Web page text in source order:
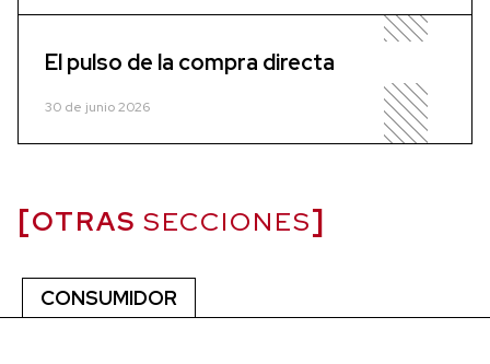
El pulso de la compra directa
30 de junio 2026
OTRAS SECCIONES
CONSUMIDOR